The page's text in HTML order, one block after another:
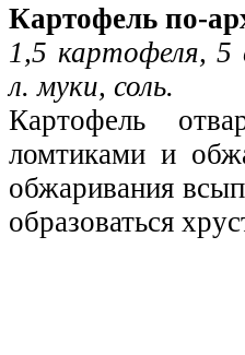
Картофель по-
1,5 картофеля,
л. муки, соль.
Картофель
ломтиками и
обжаривания
образоваться